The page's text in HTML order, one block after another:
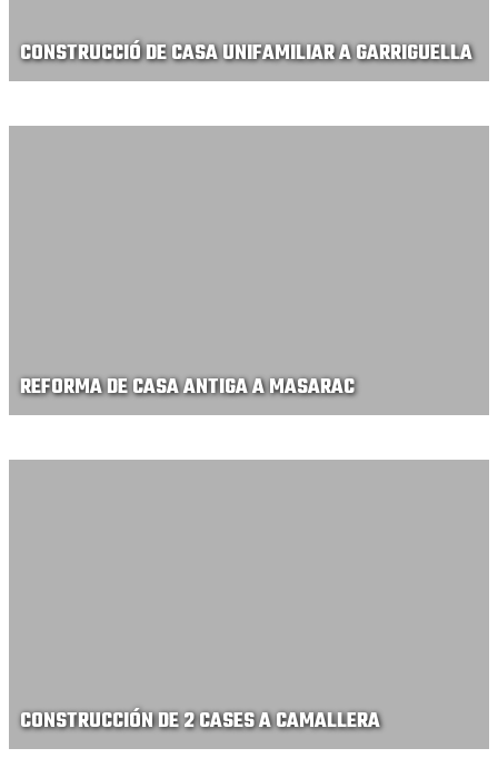
CONSTRUCCIÓ DE CASA UNIFAMILIAR A GARRIGUELLA
REFORMA DE CASA ANTIGA A MASARAC
CONSTRUCCIÓN DE 2 CASES A CAMALLERA